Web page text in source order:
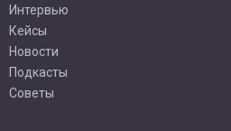
Интервью
Кейсы
Новости
Подкасты
Советы